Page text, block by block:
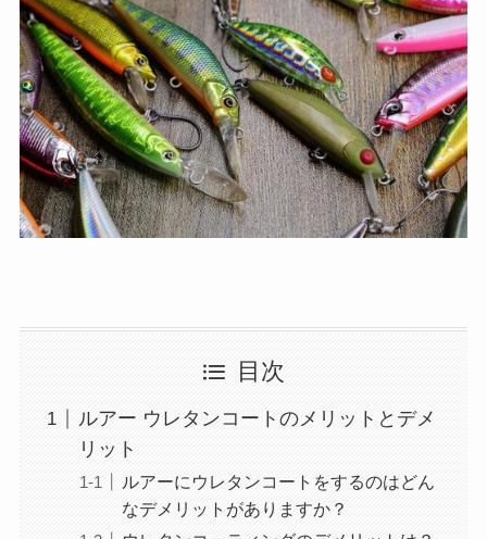
目次
ルアー ウレタンコートのメリットとデメ
リット
ルアーにウレタンコートをするのはどん
なデメリットがありますか？